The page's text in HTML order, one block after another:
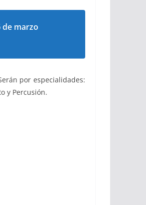
de marzo
por especialidades:
y Percusión.